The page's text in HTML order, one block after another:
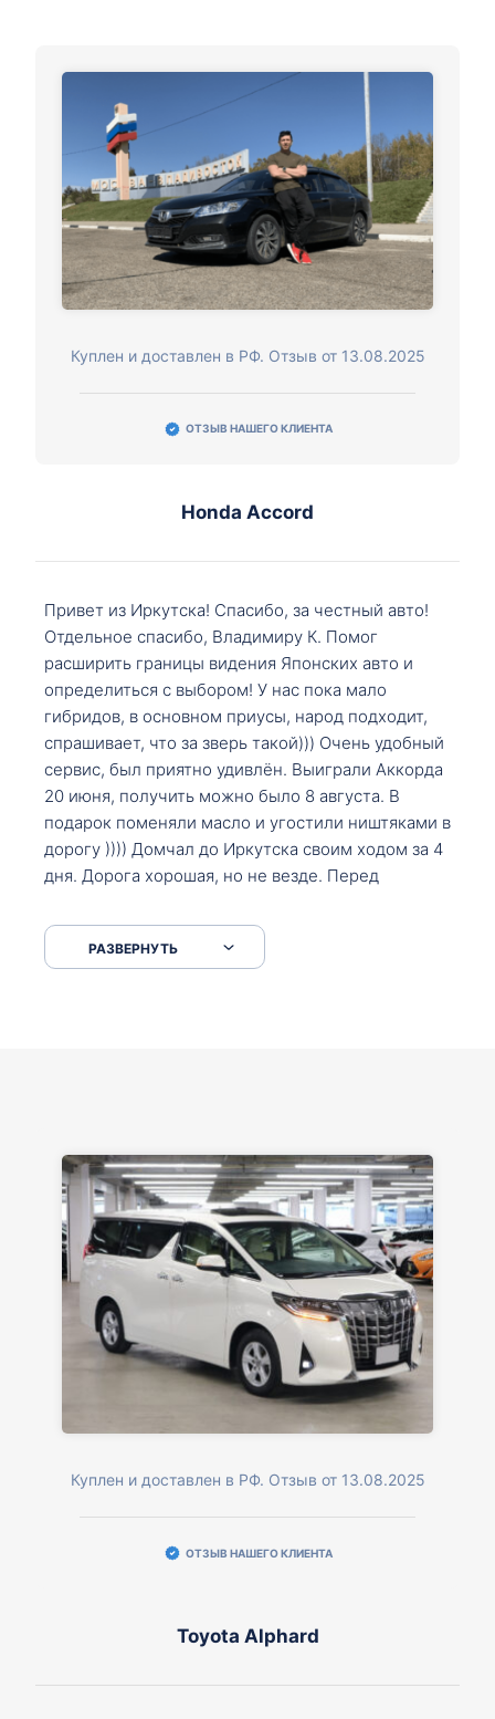
Куплен и доставлен в РФ. Отзыв от 13.08.2025
ОТЗЫВ НАШЕГО КЛИЕНТА
Honda Accord
Привет из Иркутска! Спасибо, за честный авто!
Отдельное спасибо, Владимиру К. Помог
расширить границы видения Японских авто и
определиться с выбором! У нас пока мало
гибридов, в основном приусы, народ подходит,
спрашивает, что за зверь такой))) Очень удобный
сервис, был приятно удивлён. Выиграли Аккорда
20 июня, получить можно было 8 августа. В
подарок поменяли масло и угостили ништяками в
дорогу )))) Домчал до Иркутска своим ходом за 4
дня. Дорога хорошая, но не везде. Перед
серпантинах по пути следования.
РАЗВЕРНУТЬ
Куплен и доставлен в РФ. Отзыв от 13.08.2025
ОТЗЫВ НАШЕГО КЛИЕНТА
Toyota Alphard